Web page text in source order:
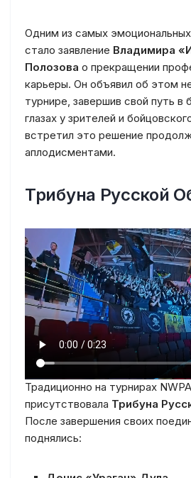
Одним из самых
стало заявление Владимира
Полозова о прекращении
карьеры. Он объявил об этом
турнире, завершив свой путь в
глазах у зрителей и
встретил это решение
аплодисментами.
Трибуна Русской
Традиционно на турнирах
присутствовала Трибуна
После завершения своих
поднялись: